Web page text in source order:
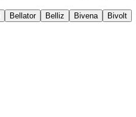
Bellator Belliz Bivena Bivolt